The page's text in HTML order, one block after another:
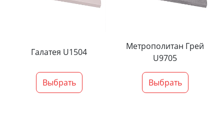
Галатея U1504
Выбрать
Метрополитан Грей
U9705
Выбрать